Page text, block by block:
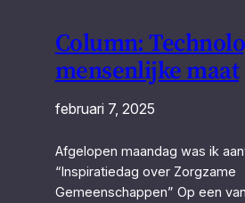
Column:
mensenlijke maat
februari 7, 2025
Afgelopen maandag was ik
“Inspiratiedag over Zorgzame
Gemeenschappen” Op een